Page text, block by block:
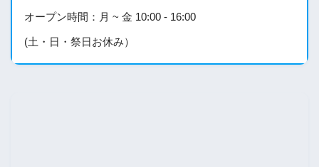
オープン時間：月 ~ 金 10:00 - 16:00
(土・日・祭日お休み）